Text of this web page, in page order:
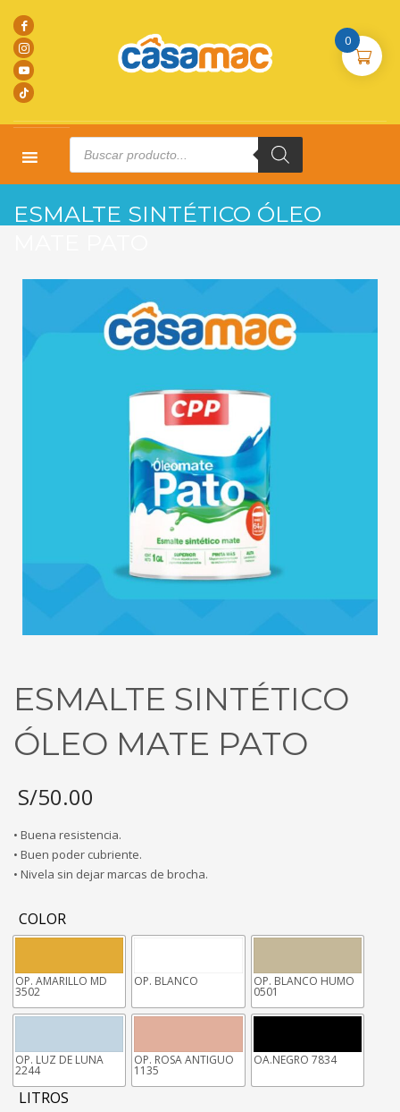
Products
search
ESMALTE SINTÉTICO ÓLEO
ESMALTE SINTÉTICO
ÓLEO MATE PATO
S/50.00
• Buena resistencia.
• Buen poder cubriente.
• Nivela sin dejar marcas de brocha.
COLOR
OP. AMARILLO MD
3502
OP. BLANCO OP. BLANCO HUMO
0501
OP. LUZ DE LUNA
2244
OP. ROSA ANTIGUO
1135
OA.NEGRO 7834
LITROS
0